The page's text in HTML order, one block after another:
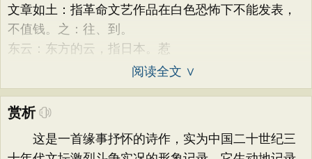
文章如土：指革命文艺作品在白色恐怖下不能发表，
不值钱。之：往、到。
东云：东方的云，指日本。惹
阅读全文 ∨
赏析
这是一首缘事抒怀的诗作，实为中国二十世纪三